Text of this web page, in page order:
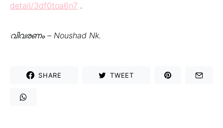
detail/3df0toa6n7 .
വിവരണം – Noushad Nk.
SHARE TWEET